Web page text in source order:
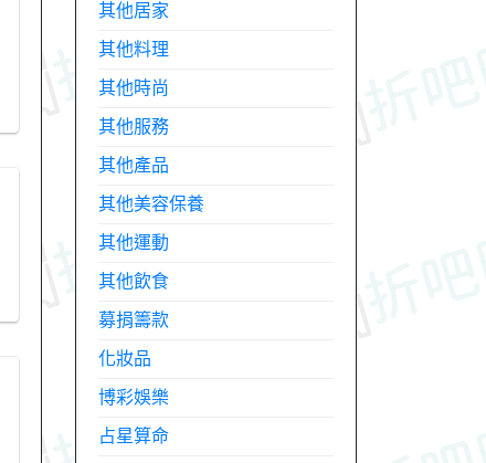
其他居家
其他料理
其他時尚
其他服務
其他產品
其他美容保養
其他運動
其他飲食
募捐籌款
化妝品
博彩娛樂
占星算命